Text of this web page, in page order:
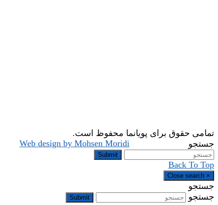
تمامی حقوق برای پویانما محفوظ است.
Web design by Mohsen Moridi
جستجو
Submit
Back To Top
×
Close search
جستجو
جستجو
Submit